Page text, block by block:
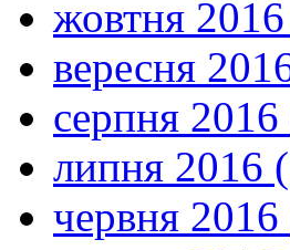
жовтня
вересня
серпня
липня 2016
червня